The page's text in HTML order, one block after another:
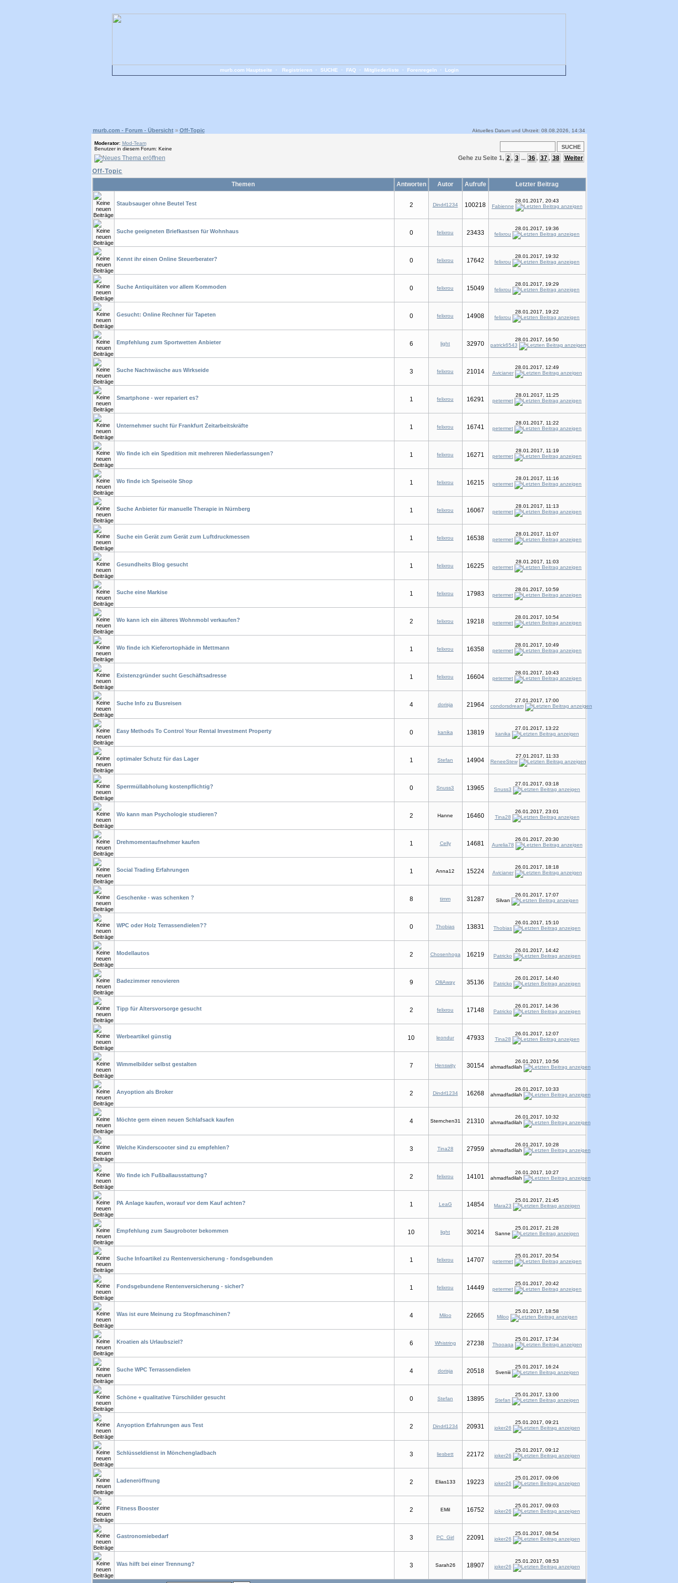
murb.com Hauptseite Registrieren• SUCHE FAQ Mitgliederliste Forenregeln• Login
murb.com - Forum - Übersicht» Off-Topic Aktuelles Datum und Uhrzeit: 08.08.2026, 14:34
Moderator: Mod-Team
Benutzer in diesem Forum: Keine
Gehe zu Seite 1, 2 , 3 ... 36 , 37 , 38
Weiter
Off-Topic
Themen
Antworten Autor Aufrufe Letzter Beitrag
Staubsauger ohne Beutel Test 2 Dindrl1234 100218
28.01.2017, 20:43
Fabienne
Suche geeigneten Briefkastsen für Wohnhaus 0 felixrou 23433
28.01.2017, 19:36
felixrou
Kennt ihr einen Online Steuerberater? 0 felixrou 17642
28.01.2017, 19:32
felixrou
Suche Antiquitäten vor allem Kommoden 0 felixrou 15049
28.01.2017, 19:29
felixrou
Gesucht: Online Rechner für Tapeten 0 felixrou 14908
28.01.2017, 19:22
felixrou
Empfehlung zum Sportwetten Anbieter 6 light 32970
28.01.2017, 16:50
patrick6543
Suche Nachtwäsche aus Wirkseide 3 felixrou 21014
28.01.2017, 12:49
Avicianer
Smartphone - wer repariert es? 1 felixrou 16291
28.01.2017, 11:25
petermet
Unternehmer sucht für Frankfurt Zeitarbeitskräfte 1 felixrou 16741
28.01.2017, 11:22
petermet
Wo finde ich ein Spedition mit mehreren Niederlassungen? 1 felixrou 16271
28.01.2017, 11:19
petermet
Wo finde ich Speiseöle Shop 1 felixrou 16215
28.01.2017, 11:16
petermet
Suche Anbieter für manuelle Therapie in Nürnberg 1 felixrou 16067
28.01.2017, 11:13
petermet
Suche ein Gerät zum Gerät zum Luftdruckmessen 1 felixrou 16538
28.01.2017, 11:07
petermet
Gesundheits Blog gesucht 1 felixrou 16225
28.01.2017, 11:03
petermet
Suche eine Markise 1 felixrou 17983
28.01.2017, 10:59
petermet
Wo kann ich ein älteres Wohnmobl verkaufen? 2 felixrou 19218
28.01.2017, 10:54
petermet
Wo finde ich Kieferortophäde in Mettmann 1 felixrou 16358
28.01.2017, 10:49
petermet
Existenzgründer sucht Geschäftsadresse 1 felixrou 16604
28.01.2017, 10:43
petermet
Suche Info zu Busreisen 4 dorisja 21964
27.01.2017, 17:00
condorsdream
Easy Methods To Control Your Rental Investment Property 0 kanika 13819
27.01.2017, 13:22
kanika
optimaler Schutz für das Lager 1 Stefan 14904
27.01.2017, 11:33
ReneeStew
Sperrmüllabholung kostenpflichtig? 0 Snuss3 13965
27.01.2017, 03:18
Snuss3
Wo kann man Psychologie studieren? 2 Hanne 16460
26.01.2017, 23:01
Tina28
Drehmomentaufnehmer kaufen 1 Celly 14681
26.01.2017, 20:30
Aurelia78
Social Trading Erfahrungen 1 Anna12 15224
26.01.2017, 18:18
Avicianer
Geschenke - was schenken ? 8 timm 31287
26.01.2017, 17:07
Silvan
WPC oder Holz Terrassendielen?? 0 Thobias 13831
26.01.2017, 15:10
Thobias
Modellautos 2 Chosenhoga 16219
26.01.2017, 14:42
Patricko
Badezimmer renovieren 9 OlliAway 35136
26.01.2017, 14:40
Patricko
Tipp für Altersvorsorge gesucht 2 felixrou 17148
26.01.2017, 14:36
Patricko
Werbeartikel günstig 10 leondur 47933
26.01.2017, 12:07
Tina28
Wimmelbilder selbst gestalten 7 Henswity 30154
26.01.2017, 10:56
ahmadfadilah
Anyoption als Broker 2 Dindrl1234 16268
26.01.2017, 10:33
ahmadfadilah
Möchte gern einen neuen Schlafsack kaufen 4 Sternchen31 21310
26.01.2017, 10:32
ahmadfadilah
Welche Kinderscooter sind zu empfehlen? 3 Tina28 27959
26.01.2017, 10:28
ahmadfadilah
Wo finde ich Fußballausstattung? 2 felixrou 14101
26.01.2017, 10:27
ahmadfadilah
PA Anlage kaufen, worauf vor dem Kauf achten? 1 LeaG 14854
25.01.2017, 21:45
Mara23
Empfehlung zum Saugroboter bekommen 10 light 30214
25.01.2017, 21:28
Sanne
Suche Infoartikel zu Rentenversicherung - fondsgebunden 1 felixrou 14707
25.01.2017, 20:54
petermet
Fondsgebundene Rentenversicherung - sicher? 1 felixrou 14449
25.01.2017, 20:42
petermet
Was ist eure Meinung zu Stopfmaschinen? 4 Miloo 22665
25.01.2017, 18:58
Miloo
Kroatien als Urlaubsziel? 6 Whistring 27238
25.01.2017, 17:34
Thooaqa
Suche WPC Terrassendielen 4 dorisja 20518
25.01.2017, 16:24
Sveniii
Schöne + qualitative Türschilder gesucht 0 Stefan 13895
25.01.2017, 13:00
Stefan
Anyoption Erfahrungen aus Test 2 Dindrl1234 20931
25.01.2017, 09:21
joker26
Schlüsseldienst in Mönchengladbach 3 liesbett 22172
25.01.2017, 09:12
joker26
Ladeneröffnung 2 Elias133 19223
25.01.2017, 09:06
joker26
Fitness Booster 2 EMil 16752
25.01.2017, 09:03
joker26
Gastronomiebedarf 3 PC_Girl 22091
25.01.2017, 08:54
joker26
Was hilft bei einer Trennung? 3 Sarah26 18907
25.01.2017, 08:53
joker26